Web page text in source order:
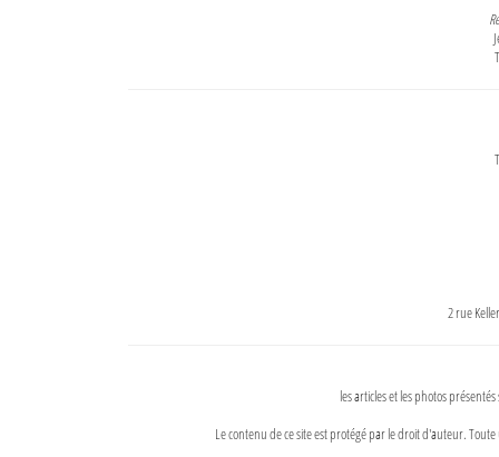
2 rue
les articles et les photos
Le contenu de ce site est protégé par le droit d'auteur.